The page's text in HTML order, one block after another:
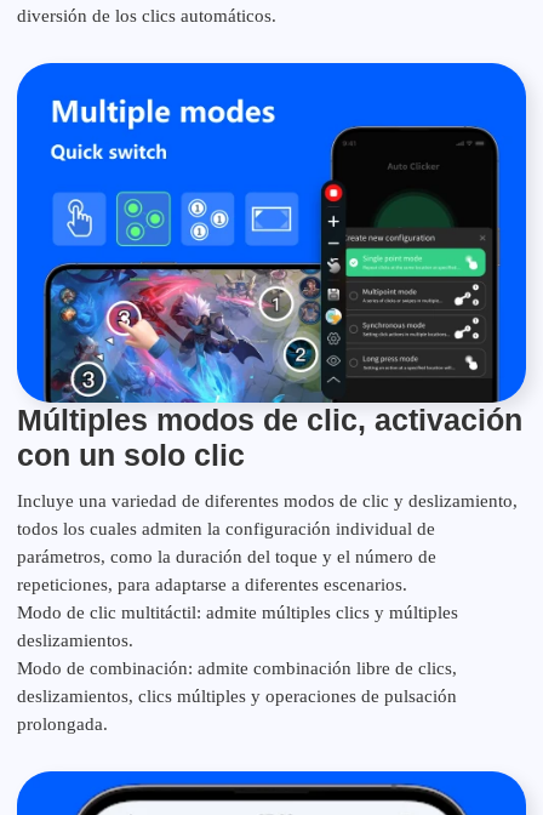
diversión de los clics automáticos.
Múltiples modos de clic, activación
con un solo clic
Incluye una variedad de diferentes modos de clic y deslizamiento,
todos los cuales admiten la configuración individual de
parámetros, como la duración del toque y el número de
repeticiones, para adaptarse a diferentes escenarios.
Modo de clic multitáctil: admite múltiples clics y múltiples
deslizamientos.
Modo de combinación: admite combinación libre de clics,
deslizamientos, clics múltiples y operaciones de pulsación
prolongada.